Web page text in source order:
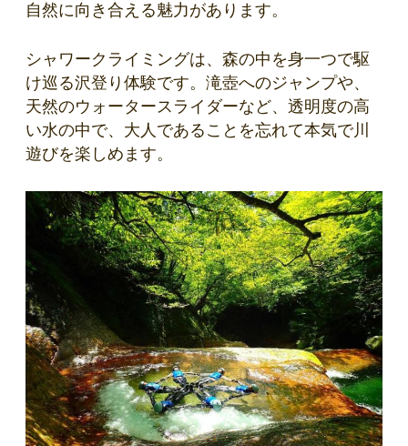
自然に向き合える魅力があります。
シャワークライミングは、森の中を身一つで駆
け巡る沢登り体験です。滝壺へのジャンプや、
天然のウォータースライダーなど、透明度の高
い水の中で、大人であることを忘れて本気で川
遊びを楽しめます。